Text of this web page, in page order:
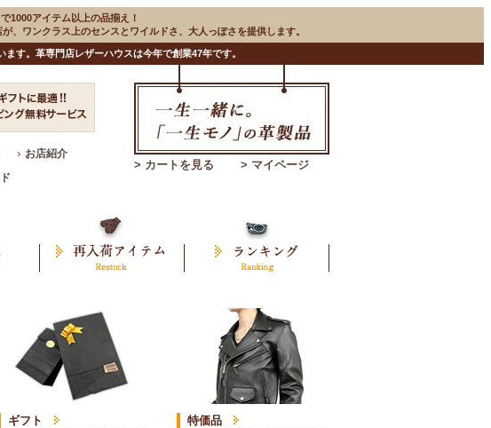
1000アイテム以上の品揃え！
、ワンクラス上のセンスとワイルドさ、大人っぽさを提供します。
す。革専門店レザーハウスは今年で創業47年です。
お店紹介
> カートを見る > マイページ
ギフト 特価品